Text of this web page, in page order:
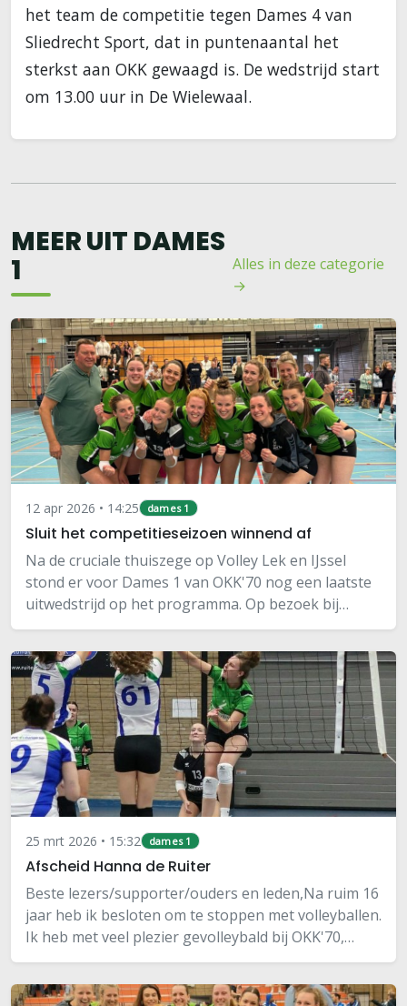
het team de competitie tegen Dames 4 van
Sliedrecht Sport, dat in puntenaantal het
sterkst aan OKK gewaagd is. De wedstrijd start
om 13.00 uur in De Wielewaal.
MEER UIT DAMES
1
Alles in deze categorie
→
12 apr 2026 • 14:25 dames 1
Sluit het competitieseizoen winnend af
Na de cruciale thuiszege op Volley Lek en IJssel
stond er voor Dames 1 van OKK'70 nog een laatste
uitwedstrijd op het programma. Op bezoek bij
degradant Volley Tilburg was de grootste druk
richting de promotie-degradatiestreep er op…
25 mrt 2026 • 15:32 dames 1
Afscheid Hanna de Ruiter
Beste lezers/supporter/ouders en leden,Na ruim 16
jaar heb ik besloten om te stoppen met volleyballen.
Ik heb met veel plezier gevolleybald bij OKK'70,
maar voor mij is het nu tijd om afscheid te nemen. Ik
kijk terug op heel veel mooie…